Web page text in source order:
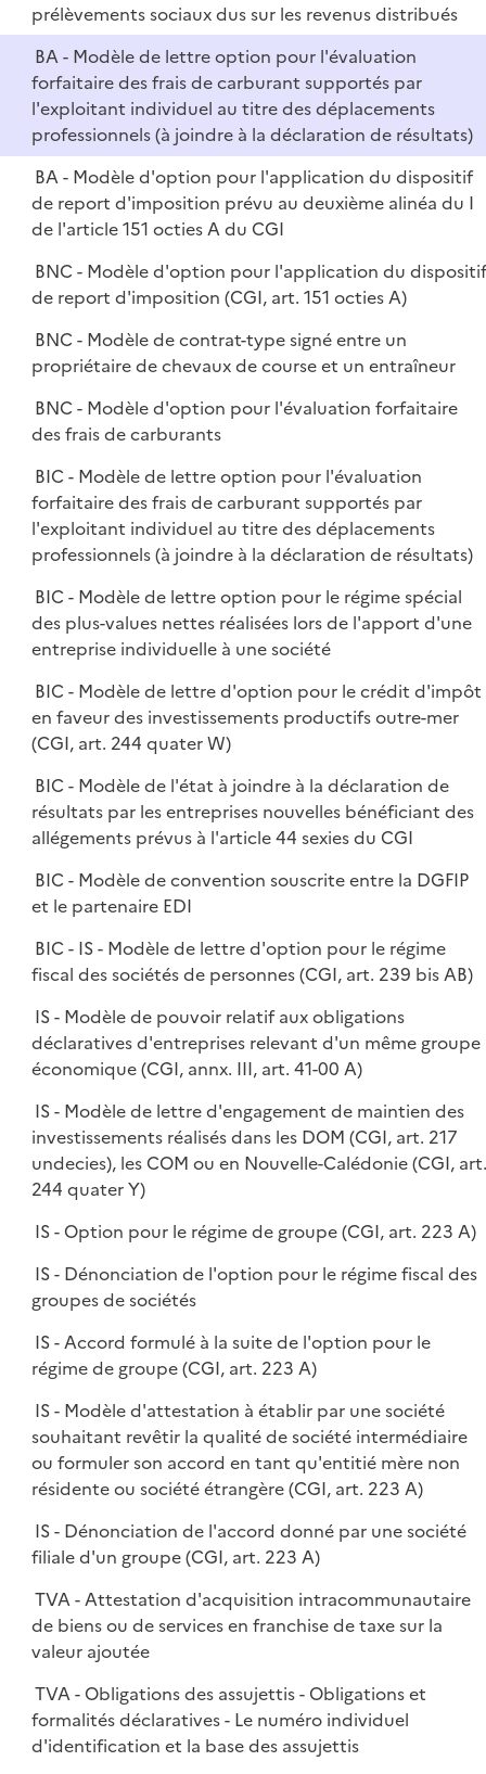
prélèvements sociaux dus sur les revenus distribués
BA - Modèle de lettre option pour l'évaluation
forfaitaire des frais de carburant supportés par
l'exploitant individuel au titre des déplacements
professionnels (à joindre à la déclaration de résultats)
BA - Modèle d'option pour l'application du dispositif
de report d'imposition prévu au deuxième alinéa du I
de l'article 151 octies A du CGI
BNC - Modèle d'option pour l'application du
de report d'imposition (CGI, art. 151 octies A)
BNC - Modèle de contrat-type signé entre un
propriétaire de chevaux de course et un entraîneur
BNC - Modèle d'option pour l'évaluation forfaitaire
des frais de carburants
BIC - Modèle de lettre option pour l'évaluation
forfaitaire des frais de carburant supportés par
l'exploitant individuel au titre des déplacements
professionnels (à joindre à la déclaration de résultats)
BIC - Modèle de lettre option pour le régime spécial
des plus-values nettes réalisées lors de l'apport d'une
entreprise individuelle à une société
BIC - Modèle de lettre d'option pour le crédit d'impôt
en faveur des investissements productifs outre-mer
(CGI, art. 244 quater W)
BIC - Modèle de l'état à joindre à la déclaration de
résultats par les entreprises nouvelles bénéficiant des
allégements prévus à l'article 44 sexies du CGI
BIC - Modèle de convention souscrite entre la DGFIP
et le partenaire EDI
BIC - IS - Modèle de lettre d'option pour le régime
fiscal des sociétés de personnes (CGI, art. 239 bis AB)
IS - Modèle de pouvoir relatif aux obligations
déclaratives d'entreprises relevant d'un même groupe
économique (CGI, annx. III, art. 41-00 A)
IS - Modèle de lettre d'engagement de maintien des
investissements réalisés dans les DOM (CGI, art. 217
undecies), les COM ou en Nouvelle-Calédonie (CGI, art.
244 quater Y)
IS - Option pour le régime de groupe (CGI, art. 223 A)
IS - Dénonciation de l'option pour le régime fiscal des
groupes de sociétés
IS - Accord formulé à la suite de l'option pour le
régime de groupe (CGI, art. 223 A)
IS - Modèle d'attestation à établir par une société
souhaitant revêtir la qualité de société intermédiaire
ou formuler son accord en tant qu'entitié mère non
résidente ou société étrangère (CGI, art. 223 A)
IS - Dénonciation de l'accord donné par une société
filiale d'un groupe (CGI, art. 223 A)
TVA - Attestation d'acquisition intracommunautaire
de biens ou de services en franchise de taxe sur la
valeur ajoutée
TVA - Obligations des assujettis - Obligations et
formalités déclaratives - Le numéro individuel
d'identification et la base des assujettis